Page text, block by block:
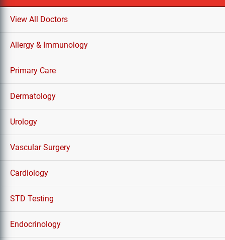
View All Doctors
Allergy & Immunology
Primary Care
Dermatology
Urology
Vascular Surgery
Cardiology
STD Testing
Endocrinology